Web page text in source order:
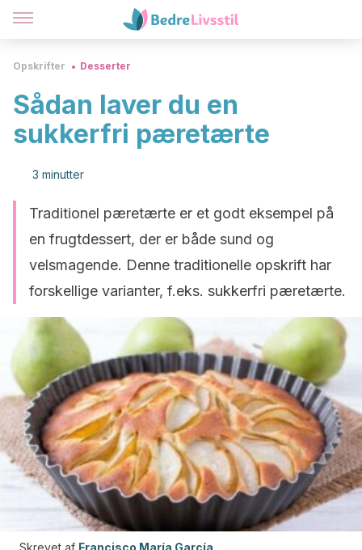
Opskrifter Desserter
Sådan laver du en
sukkerfri pæretærte
3 minutter
Traditionel pæretærte er et godt eksempel på
en frugtdessert, der er både sund og
velsmagende. Denne traditionelle opskrift har
forskellige varianter, f.eks. sukkerfri pæretærte.
Skrevet af Francisco María García